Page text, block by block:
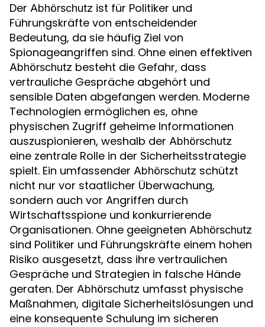
Der Abhörschutz ist für Politiker und
Führungskräfte von entscheidender
Bedeutung, da sie häufig Ziel von
Spionageangriffen sind. Ohne einen effektiven
Abhörschutz besteht die Gefahr, dass
vertrauliche Gespräche abgehört und
sensible Daten abgefangen werden. Moderne
Technologien ermöglichen es, ohne
physischen Zugriff geheime Informationen
auszuspionieren, weshalb der Abhörschutz
eine zentrale Rolle in der Sicherheitsstrategie
spielt. Ein umfassender Abhörschutz schützt
nicht nur vor staatlicher Überwachung,
sondern auch vor Angriffen durch
Wirtschaftsspione und konkurrierende
Organisationen. Ohne geeigneten Abhörschutz
sind Politiker und Führungskräfte einem hohen
Risiko ausgesetzt, dass ihre vertraulichen
Gespräche und Strategien in falsche Hände
geraten. Der Abhörschutz umfasst physische
Maßnahmen, digitale Sicherheitslösungen und
eine konsequente Schulung im sicheren